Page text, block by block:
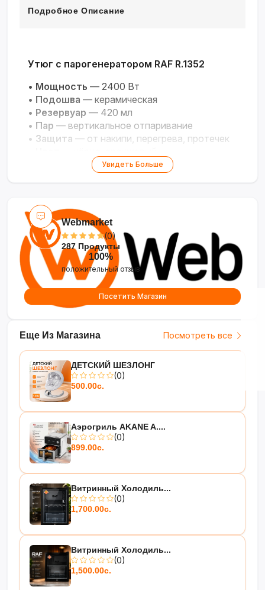
Подробное Описание
Утюг с парогенератором RAF R.1352
• Мощность — 2400 Вт
• Подошва — керамическая
• Резервуар — 420 мл
• Пар — вертикальное отпаривание
• Защита — от накипи, перегрева, протечек
Увидеть Больше
Еще Из Магазина Посмотреть все
ДЕТСКИЙ ШЕЗЛОНГ
(0)
500.00с.
Аэрогриль AKANE A....
(0)
899.00с.
Витринный Холодиль...
(0)
1,700.00с.
Витринный Холодиль...
(0)
1,500.00с.
Webmarket
(0)
287 Продукты
100%
положительный отзыв
Посетить Магазин